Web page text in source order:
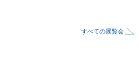
すべての展覧会